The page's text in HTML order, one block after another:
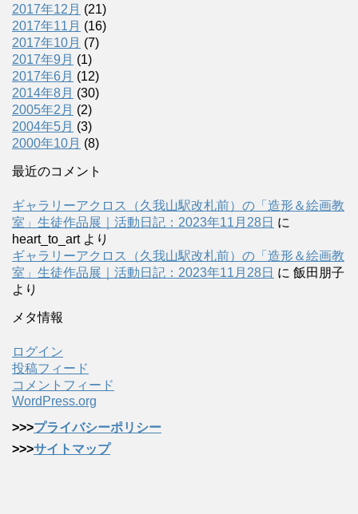
2017年12月 (21)
2017年11月 (16)
2017年10月 (7)
2017年9月 (1)
2017年6月 (12)
2014年8月 (30)
2005年2月 (2)
2004年5月 (3)
2000年10月 (8)
最近のコメント
ギャラリーアクロス（久我山駅改札前）の「造形＆絵画教
室」生徒作品展｜活動日記：2023年11月28日 に
heart_to_artより
ギャラリーアクロス（久我山駅改札前）の「造形＆絵画教
室」生徒作品展｜活動日記：2023年11月28日 に 飯田朋子
より
メタ情報
ログイン
投稿フィード
コメントフィード
WordPress.org
>>>プライバシーポリシー
>>>サイトマップ